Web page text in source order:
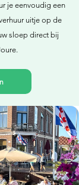
je eenvoudig een
uitje op de
sloep direct bij